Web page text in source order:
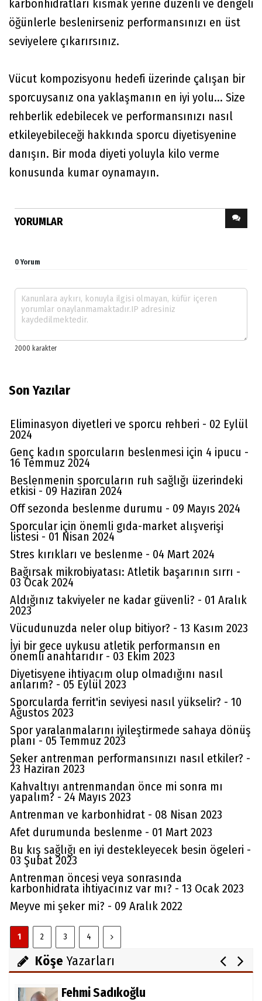
karbonhidratları kısmak yerine düzenli ve dengeli
öğünlerle beslenirseniz performansınızı en üst
seviyelere çıkarırsınız.
Vücut kompozisyonu hedefi üzerinde çalışan bir
sporcuysanız ona yaklaşmanın en iyi yolu... Size
rehberlik edebilecek ve performansınızı nasıl
etkileyebileceği hakkında sporcu diyetisyenine
danışın. Bir moda diyeti yoluyla kilo verme
konusunda kumar oynamayın.
YORUMLAR
0 Yorum
Son Yazılar
Eliminasyon diyetleri ve sporcu rehberi - 02 Eylül
2024
Genç kadın sporcuların beslenmesi için 4 ipucu -
16 Temmuz 2024
Beslenmenin sporcuların ruh sağlığı üzerindeki
etkisi - 09 Haziran 2024
Off sezonda beslenme durumu - 09 Mayıs 2024
Sporcular için önemli gıda-market alışverişi
listesi - 01 Nisan 2024
Stres kırıkları ve beslenme - 04 Mart 2024
Bağırsak mikrobiyatası: Atletik başarının sırrı -
03 Ocak 2024
Aldığınız takviyeler ne kadar güvenli? - 01 Aralık
2023
Vücudunuzda neler olup bitiyor? - 13 Kasım 2023
İyi bir gece uykusu atletik performansın en
önemli anahtarıdır - 03 Ekim 2023
Diyetisyene ihtiyacım olup olmadığını nasıl
anlarım? - 05 Eylül 2023
Sporcularda ferrit'in seviyesi nasıl yükselir? - 10
Ağustos 2023
Spor yaralanmalarını iyileştirmede sahaya dönüş
planı - 05 Temmuz 2023
Şeker antrenman performansınızı nasıl etkiler? -
23 Haziran 2023
Kahvaltıyı antrenmandan önce mi sonra mı
yapalım? - 24 Mayıs 2023
Antrenman ve karbonhidrat - 08 Nisan 2023
Afet durumunda beslenme - 01 Mart 2023
Bu kış sağlığı en iyi destekleyecek besin ögeleri -
03 Şubat 2023
Antrenman öncesi veya sonrasında
karbonhidrata ihtiyacınız var mı? - 13 Ocak 2023
Meyve mi şeker mi? - 09 Aralık 2022
1 2 3 4
Köşe Yazarları
Aydın Örs
Ataman için imkansız yok
Melda Yakupoğlu
Görünmeyen Kahramanlar: Ebeveynler
Fehmi Sadıkoğlu